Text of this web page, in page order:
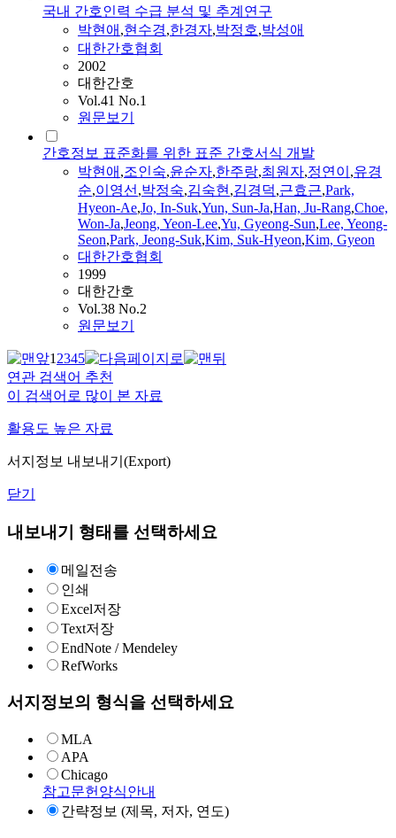
국내 간호인력 수급 분석 및 추계연구
박현애 ,현수경,한경자,박정호,박성애
대한간호협회
2002
대한간호
Vol.41 No.1
원문보기
간호정보 표준화를 위한 표준 간호서식 개발
박현애 ,조인숙,윤순자,한주랑,최원자,정연이 ,유경
순,이영선,박정숙,김숙현,김경덕,근효근,Park,
Hyeon-Ae,Jo, In-Suk,Yun, Sun-Ja,Han, Ju-Rang,Choe,
Won-Ja,Jeong, Yeon-Lee,Yu, Gyeong-Sun,Lee, Yeong-
Seon,Park, Jeong-Suk,Kim, Suk-Hyeon,Kim, Gyeon
대한간호협회
1999
대한간호
Vol.38 No.2
원문보기
12345
연관 검색어 추천
이 검색어로 많이 본 자료
활용도 높은 자료
서지정보 내보내기(Export)
닫기
내보내기 형태를 선택하세요
메일전송
인쇄
Excel저장
Text저장
EndNote / Mendeley
RefWorks
서지정보의 형식을 선택하세요
MLA
APA
Chicago
참고문헌양식안내
간략정보 (제목, 저자, 연도)